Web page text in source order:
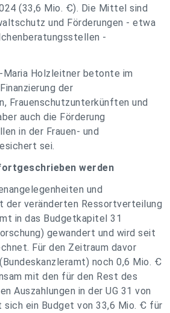
(33,6 Mio. Ꞓ). Die Mittel sind
und Förderungen - etwa
-
Maria Holzleitner betonte im
der
Frauenschutzunterkünften und
auch die Förderung
in der Frauen- und
sei.
werden
und
der veränderten Ressortverteilung
in das Budgetkapitel 31
gewandert und wird seit
Für den Zeitraum davor
noch 0,6 Mio. Ꞓ
mit den für den Rest des
Auszahlungen in der UG 31 von
sich ein Budget von 33,6 Mio. Ꞓ für